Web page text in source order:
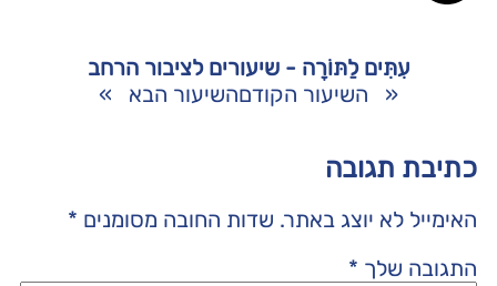
עִתִּים לַתּוֹרָה - שיעורים לציבור הרחב
« השיעור הקודםהשיעור הבא »
כתיבת תגובה
האימייל לא יוצג באתר. שדות החובה מסומנים *
התגובה שלך *